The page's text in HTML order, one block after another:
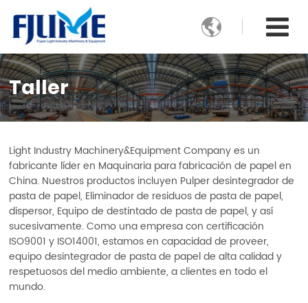

Taller
Light Industry Machinery&Equipment Company es un
fabricante líder en Maquinaria para fabricación de papel en
China. Nuestros productos incluyen Pulper desintegrador de
pasta de papel, Eliminador de residuos de pasta de papel,
dispersor, Equipo de destintado de pasta de papel, y así
sucesivamente. Como una empresa con certificación
ISO9001 y ISO14001, estamos en capacidad de proveer,
equipo desintegrador de pasta de papel de alta calidad y
respetuosos del medio ambiente, a clientes en todo el
mundo.